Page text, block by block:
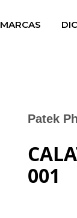
MARCAS
Patek
001